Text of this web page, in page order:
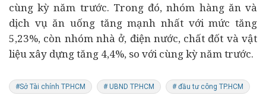
cùng kỳ năm trước. Trong đó, nhóm hàng ăn và
dịch vụ ăn uống tăng mạnh nhất với mức tăng
5,23%, còn nhóm nhà ở, điện nước, chất đốt và vật
liệu xây dựng tăng 4,4%, so với cùng kỳ năm trước.
#Sở Tài chính TP.HCM # UBND TP.HCM # đầu tư công TP.HCM